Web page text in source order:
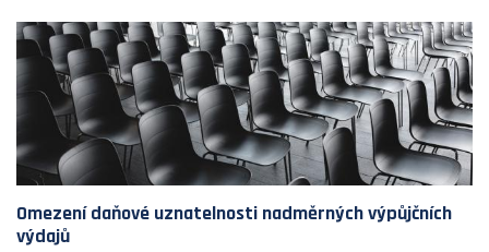
Omezení daňové uznatelnosti nadměrných výpůjčních
výdajů